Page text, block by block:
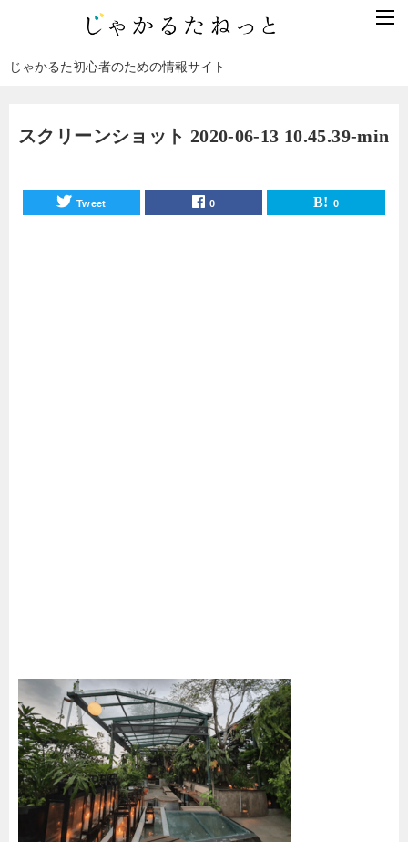
じゃかるた初心者のための情報サイト
スクリーンショット 2020-06-13 10.45.39-min
Tweet 0 0